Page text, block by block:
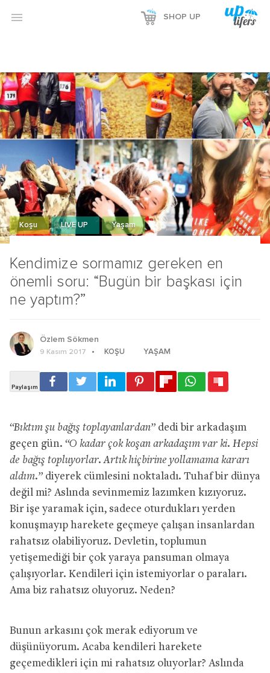
Reklamı Göster
Reklamı Gizle
 SHOP UP
Kendimize sormamız gereken en
önemli soru: “Bugün bir başkası için
ne yaptım?”
Koşu LIVE UP Yaşam
Özlem Sökmen
9 Kasım 2017 KOŞU YAŞAM
“Bıktım şu bağış toplayanlardan” dedi bir arkadaşım
geçen gün. “O kadar çok koşan arkadaşım var ki. Hepsi
de bağış topluyorlar. Artık hiçbirine yollamama kararı
aldım.” diyerek cümlesini noktaladı. Tuhaf bir dünya
değil mi? Aslında sevinmemiz lazımken kızıyoruz.
Bir işe yaramak için, sadece oturdukları yerden
konuşmayıp harekete geçmeye çalışan insanlardan
rahatsız olabiliyoruz. Devletin, toplumun
yetişemediği bir çok yaraya pansuman olmaya
çalışıyorlar. Kendileri için istemiyorlar o paraları.
Ama biz rahatsız oluyoruz. Neden?
Bunun arkasını çok merak ediyorum ve
düşünüyorum. Acaba kendileri harekete
geçemedikleri için mi rahatsız oluyorlar? Aslında